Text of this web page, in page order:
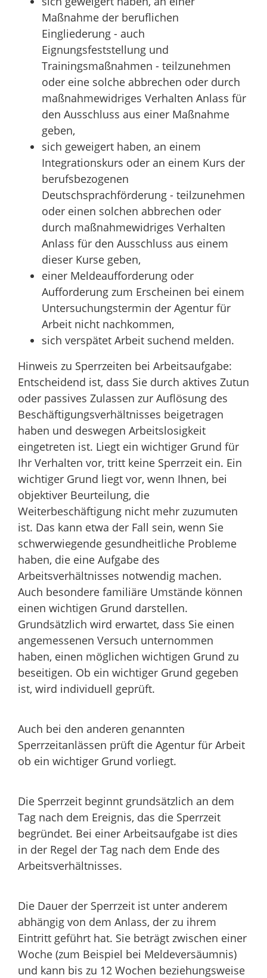
Maßnahme der beruflichen
Eingliederung - auch
Eignungsfeststellung und
Trainingsmaßnahmen - teilzunehmen
oder eine solche abbrechen oder durch
maßnahmewidriges Verhalten Anlass für
den Ausschluss aus einer Maßnahme
geben,
sich geweigert haben, an einem
Integrationskurs oder an einem Kurs der
berufsbezogenen
Deutschsprachförderung - teilzunehmen
oder einen solchen abbrechen oder
durch maßnahmewidriges Verhalten
Anlass für den Ausschluss aus einem
dieser Kurse geben,
einer Meldeaufforderung oder
Aufforderung zum Erscheinen bei einem
Untersuchungstermin der Agentur für
Arbeit nicht nachkommen,
sich verspätet Arbeit suchend melden.
Hinweis zu Sperrzeiten bei Arbeitsaufgabe:
Entscheidend ist, dass Sie durch aktives Zutun
oder passives Zulassen zur Auflösung des
Beschäftigungsverhältnisses beigetragen
haben und deswegen Arbeitslosigkeit
eingetreten ist. Liegt ein wichtiger Grund für
Ihr Verhalten vor, tritt keine Sperrzeit ein. Ein
wichtiger Grund liegt vor, wenn Ihnen, bei
objektiver Beurteilung, die
Weiterbeschäftigung nicht mehr zuzumuten
ist. Das kann etwa der Fall sein, wenn Sie
schwerwiegende gesundheitliche Probleme
haben, die eine Aufgabe des
Arbeitsverhältnisses notwendig machen.
Auch besondere familiäre Umstände können
einen wichtigen Grund darstellen.
Grundsätzlich wird erwartet, dass Sie einen
angemessenen Versuch unternommen
haben, einen möglichen wichtigen Grund zu
beseitigen. Ob ein wichtiger Grund gegeben
ist, wird individuell geprüft.
Auch bei den anderen genannten
Sperrzeitanlässen prüft die Agentur für Arbeit
ob ein wichtiger Grund vorliegt.
Die Sperrzeit beginnt grundsätzlich an dem
Tag nach dem Ereignis, das die Sperrzeit
begründet. Bei einer Arbeitsaufgabe ist dies
in der Regel der Tag nach dem Ende des
Arbeitsverhältnisses.
Die Dauer der Sperrzeit ist unter anderem
abhängig von dem Anlass, der zu ihrem
Eintritt geführt hat. Sie beträgt zwischen einer
Woche (zum Beispiel bei Meldeversäumnis)
und kann bis zu 12 Wochen beziehungsweise